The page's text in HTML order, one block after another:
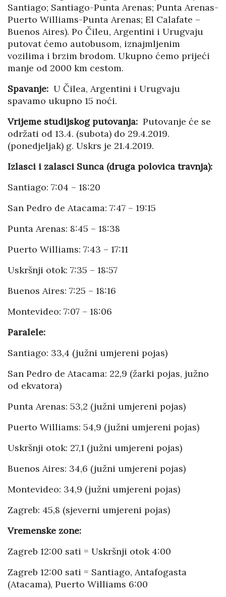
Santiago; Santiago-Punta Arenas; Punta Arenas-
Puerto Williams-Punta Arenas; El Calafate –
Buenos Aires). Po Čileu, Argentini i Urugvaju
putovat ćemo autobusom, iznajmljenim
vozilima i brzim brodom. Ukupno ćemo prijeći
manje od 2000 km cestom.
Spavanje: U Čilea, Argentini i Urugvaju
spavamo ukupno 15 noći.
Vrijeme studijskog putovanja: Putovanje će se
održati od 13.4. (subota) do 29.4.2019.
(ponedjeljak) g. Uskrs je 21.4.2019.
Izlasci i zalasci Sunca (druga polovica travnja):
Santiago: 7:04 – 18:20
San Pedro de Atacama: 7:47 – 19:15
Punta Arenas: 8:45 – 18:38
Puerto Williams: 7:43 – 17:11
Uskršnji otok: 7:35 – 18:57
Buenos Aires: 7:25 – 18:16
Montevideo: 7:07 – 18:06
Paralele:
Santiago: 33,4 (južni umjereni pojas)
San Pedro de Atacama: 22,9 (žarki pojas, južno
od ekvatora)
Punta Arenas: 53,2 (južni umjereni pojas)
Puerto Williams: 54,9 (južni umjereni pojas)
Uskršnji otok: 27,1 (južni umjereni pojas)
Buenos Aires: 34,6 (južni umjereni pojas)
Montevideo: 34,9 (južni umjereni pojas)
Zagreb: 45,8 (sjeverni umjereni pojas)
Vremenske zone:
Zagreb 12:00 sati = Uskršnji otok 4:00
Zagreb 12:00 sati = Santiago, Antafogasta
(Atacama), Puerto Williams 6:00